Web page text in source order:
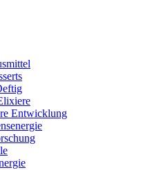
Entwicklung